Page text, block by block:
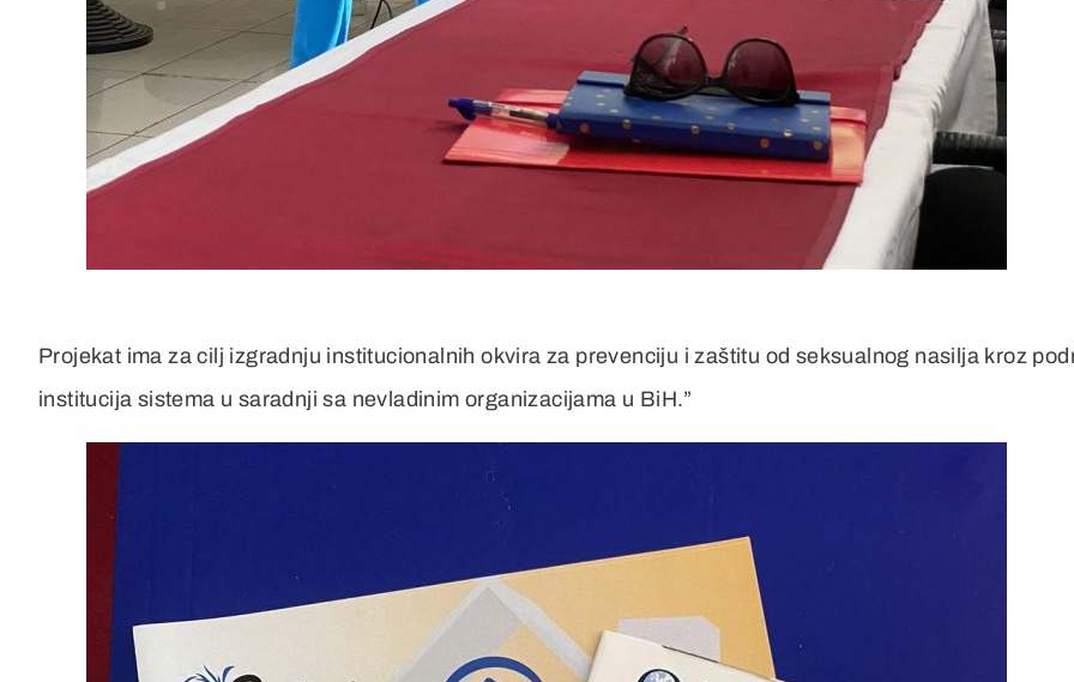
Projekat ima za cilj izgradnju institucionalnih okvira za prevenciju i zaštitu od seksualnog nasilja kroz
institucija sistema u saradnji sa nevladinim organizacijama u BiH.”